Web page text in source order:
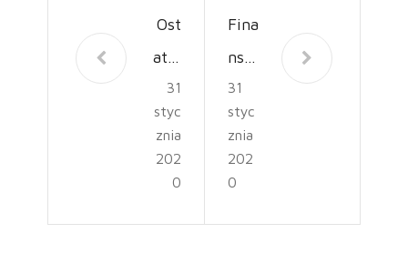
Ost
atni
e
poż
egn
anie
w
31
styc
znia
202
0
Fina
nse
to
pod
sta
wa
–
31
styc
znia
202
0